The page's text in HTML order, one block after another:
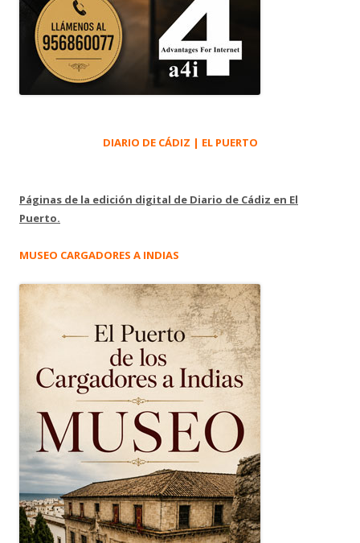
DIARIO DE CÁDIZ | EL PUERTO
Páginas de la edición digital de Diario de Cádiz en El
Puerto.
MUSEO CARGADORES A INDIAS